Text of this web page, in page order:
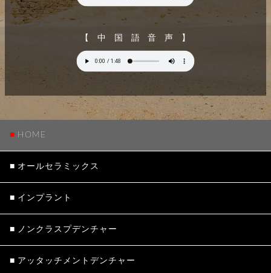
【中国語音声】
HOME
オールセラミックス
インプラント
ノンクラスプ デンチャー
アッタッチメント デンチャー